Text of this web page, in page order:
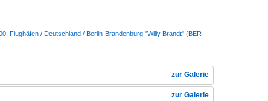
Flughäfen / Deutschland / Berlin-Brandenburg "Willy Brandt" (BER-
zur Galerie
zur Galerie